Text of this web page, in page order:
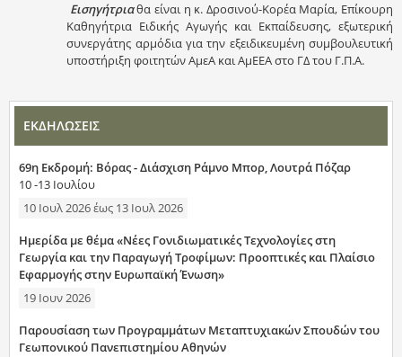
Εισηγήτριαθα είναι η κ. Δροσινού-Κορέα Μαρία, Επίκουρη
Καθηγήτρια Ειδικής Αγωγής και Εκπαίδευσης, εξωτερική
συνεργάτης αρμόδια για την εξειδικευμένη συμβουλευτική
υποστήριξη φοιτητών ΑμεΑ και ΑμΕΕΑ στο ΓΔ του Γ.Π.Α.
ΕΚΔΗΛΩΣΕΙΣ
69η Εκδρομή: Βόρας - Διάσχιση Ράμνο Μπορ, Λουτρά Πόζαρ
10 -13 Ιουλίου
10 Ιουλ 2026έως 13 Ιουλ 2026
Ημερίδα με θέμα «Νέες Γονιδιωματικές Τεχνολογίες στη
Γεωργία και την Παραγωγή Τροφίμων: Προοπτικές και Πλαίσιο
Εφαρμογής στην Ευρωπαϊκή Ένωση»
19 Ιουν 2026
Παρουσίαση των Προγραμμάτων Μεταπτυχιακών Σπουδών του
Γεωπονικού Πανεπιστημίου Αθηνών